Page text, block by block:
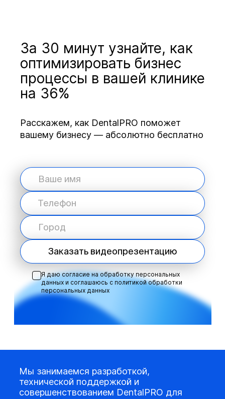
За 30 минут узнайте, как
оптимизировать бизнес
процессы в вашей клинике
на 36%
Расскажем, как DentalPRO поможет
вашему бизнесу — абсолютно бесплатно
Заказать видеопрезентацию
Я даю согласие на обработку персональных
данных и соглашаюсь с политикой обработки
персональных данных
Мы занимаемся разработкой,
технической поддержкой и
совершенствованием DentalPRO для